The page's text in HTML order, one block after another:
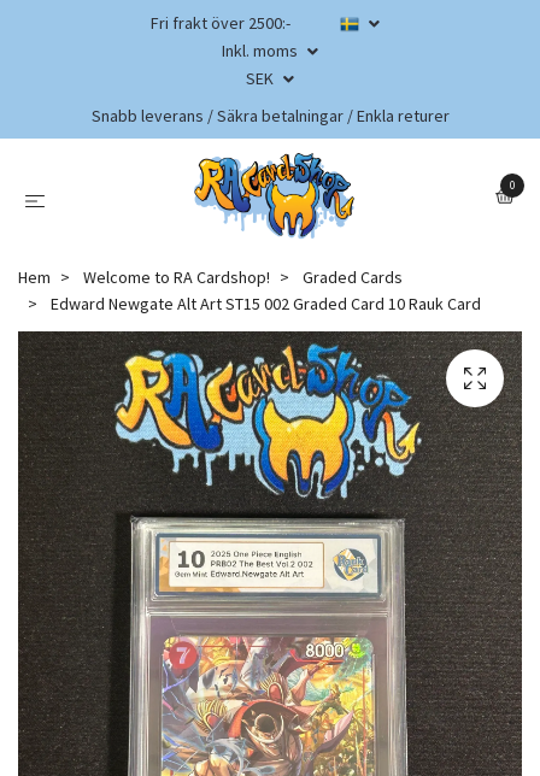
Fri frakt över 2500:-
Inkl. moms
SEK
Snabb leverans / Säkra betalningar / Enkla returer
0
Hem Welcome to RA Cardshop!
Graded Cards
Edward Newgate Alt Art ST15 002 Graded Card 10 Rauk Card